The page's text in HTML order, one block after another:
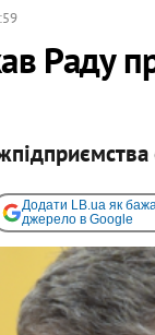
Раду
Додати LB.ua як
джерело в Google